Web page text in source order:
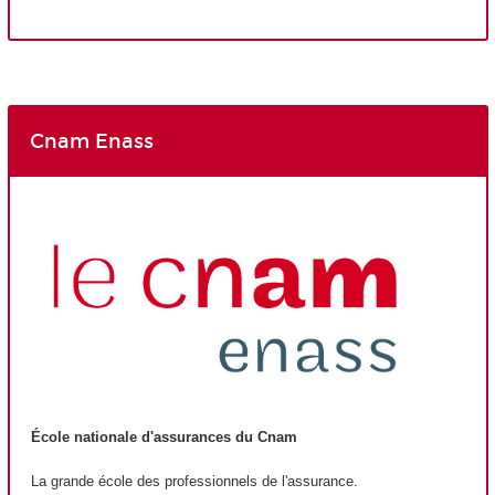
Cnam Enass
École nationale d'assurances du Cnam
La grande école des professionnels de l'assurance.